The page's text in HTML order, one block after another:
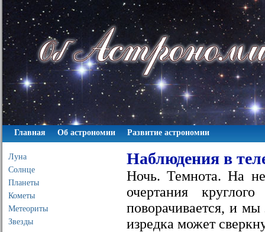
Главная Об астрономии Развитие астрономии
Наблюдения в
Ночь. Темнота. На
очертания
поворачивается, и
изредка может
Луна
Солнце
Планеты
Кометы
Метеориты
Звезды